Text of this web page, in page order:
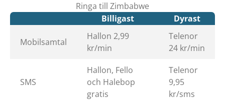
Ringa till Zimbabwe
Billigast
Dyrast
Mobilsamtal
Hallon 2,99
kr/min
Telenor
24 kr/min
SMS
Hallon, Fello
och Halebop
gratis
Telenor
9,95
kr/sms